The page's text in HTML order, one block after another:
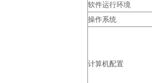
软件运行环境
操作系统
计算机配置